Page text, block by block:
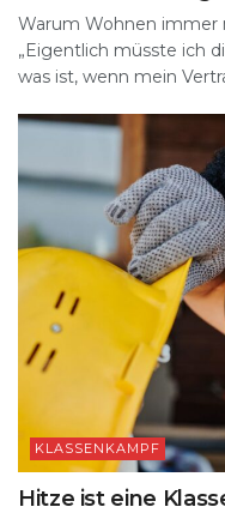
Warum Wohnen immer
„Eigentlich müsste ich
was ist, wenn mein
KLASSENKAMPF
Hitze ist eine